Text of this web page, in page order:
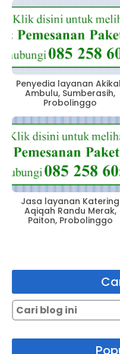
Penyedia layanan
Ambulu, Sumberasih,
Probolinggo
Jasa layanan Katering
Aqiqah Randu Merak,
Paiton, Probolinggo